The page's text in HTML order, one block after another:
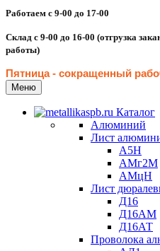
Работаем с 9-00 до 17-00
Склад с 9-00 до 16-00 (отгрузка
работы)
Пятница - сокращенный
Меню
Каталог
Алюминий
Лист
А5Н
АМг2М
АМцН
Лист
Д16
Д16АМ
Д16АТ
Проволока